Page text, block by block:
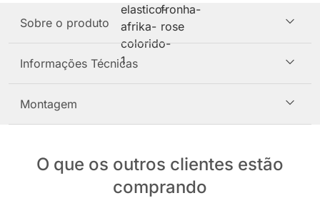
Sobre o produto
Informações Técnicas
Montagem
O que os outros clientes estão
comprando